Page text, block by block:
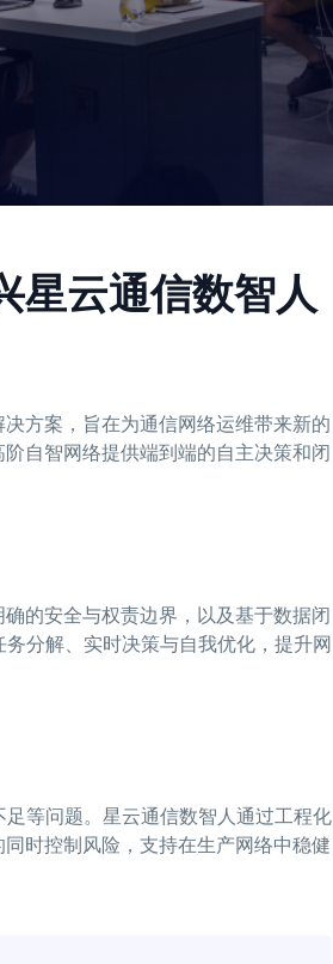
星云通信数智人
方案，旨在为通信网络运维带来新的
自智网络提供端到端的自主决策和闭
的安全与权责边界，以及基于数据闭
分解、实时决策与自我优化，提升网
等问题。星云通信数智人通过工程化
时控制风险，支持在生产网络中稳健